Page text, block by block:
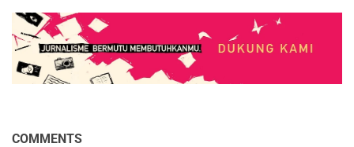
COMMENTS